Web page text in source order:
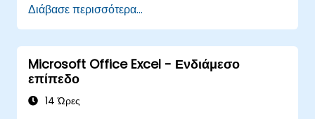
ημερομηνίες και συναρτήσεις επεξεργασίας
κειμένου, και να δημιουργούν και να προσαρμόζουν
στις ανάγκες τους μακροεντολές για
αυτοματοποίηση της εργασίας με υπολογιστικά
φύλλα.
Διάβασε περισσότερα...
Microsoft Office Excel - Ενδιάμεσο
επίπεδο
14 Ώρες